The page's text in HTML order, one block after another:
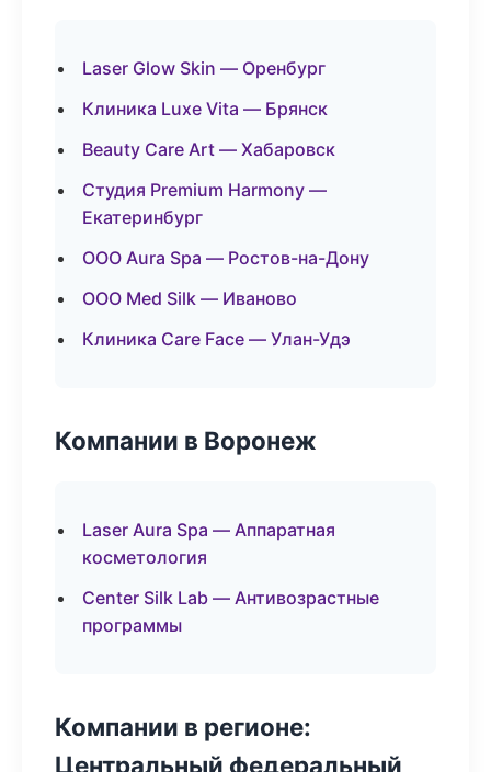
Laser Glow Skin — Оренбург
Клиника Luxe Vita — Брянск
Beauty Care Art — Хабаровск
Студия Premium Harmony —
Екатеринбург
ООО Aura Spa — Ростов-на-Дону
ООО Med Silk — Иваново
Клиника Care Face — Улан-Удэ
Компании в Воронеж
Laser Aura Spa — Аппаратная
косметология
Center Silk Lab — Антивозрастные
программы
Компании в регионе:
Центральный федеральный